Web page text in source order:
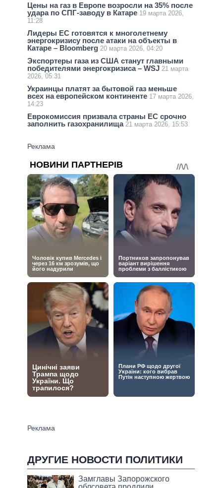
Цены на газ в Европе возросли на 35% после
удара по СПГ-заводу в Катаре 19 марта 2026,
11:28
Лидеры ЕС готовятся к многолетнему
энергокризису после атаки на объекты в
Катаре – Bloomberg 20 марта 2026, 04:20
Экспортеры газа из США станут главными
победителями энергокризиса – WSJ 21 марта
2026, 05:31
Украинцы платят за бытовой газ меньше
всех на европейском континенте 17 марта 2026,
14:23
Еврокомиссия призвала страны ЕС срочно
заполнить газохранилища 21 марта 2026, 15:53
ДРУГИЕ НОВОСТИ ПОЛИТИКИ
Замглавы Запорожского